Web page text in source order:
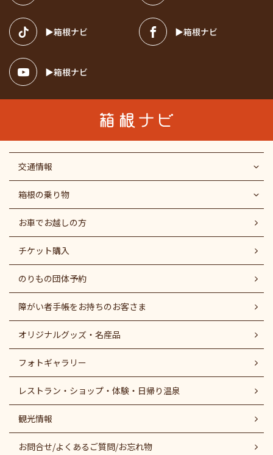
箱根ナビ 箱根ナビ
箱根ナビ
交通情報
箱根の乗り物
お車でお越しの方
チケット購入
のりもの団体予約
障がい者⼿帳をお持ちのお客さま
オリジナルグッズ・名産品
フォトギャラリー
レストラン・ショップ・体験・日帰り温泉
観光情報
お問合せ/よくあるご質問/お忘れ物